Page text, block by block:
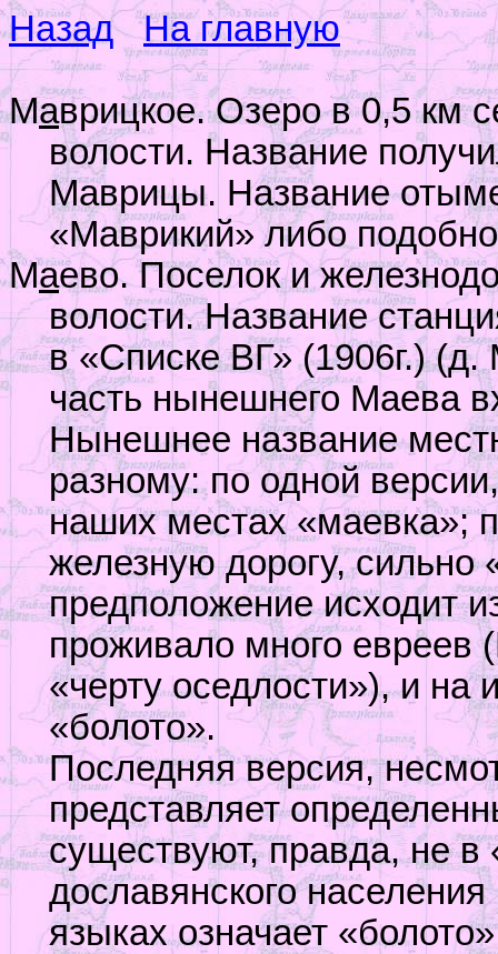
Назад На главную
Маврицкое. Озеро в 0,5 км
волости. Название
Маврицы. Название
«Маврикий» либо
Маево. Поселок и
волости. Название
в «Списке ВГ» (1906г.)
часть нынешнего Маева
Нынешнее название
разному: по одной
наших местах «маевка»;
железную дорогу, сильно
предположение исходит
проживало много евреев
«черту оседлости»), и на
«болото».
Последняя версия,
представляет
существуют, правда, не
дославянского
языках означает